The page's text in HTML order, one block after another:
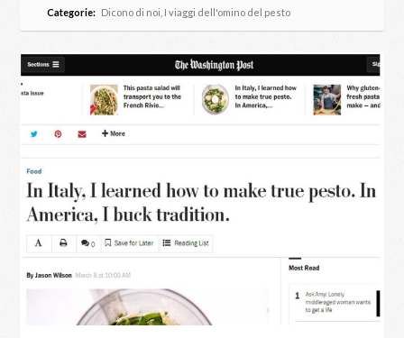
Categorie: Dicono di noi I viaggi dell'omino del pesto